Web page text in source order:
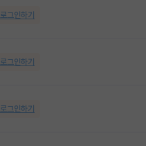
로그인하기
로그인하기
로그인하기